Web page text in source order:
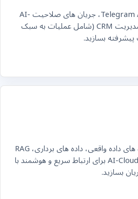
با تکنیک های برداشت Telegram API، جریان های صلاحیت AI-
Cloud-Bot و خطوط لوله مدیریت CRM (شامل عملیات به سبک
ربات های جامعه را با پایگاه های داده واقعی، داده های برداری، RAG
و معماری های مدرن AI-Cloud-Bot برای ارتباط سریع و هوشمند با
بسازید.